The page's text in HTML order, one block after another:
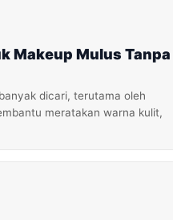
Makeup Mulus Tanpa
dicari, terutama oleh
meratakan warna kulit,